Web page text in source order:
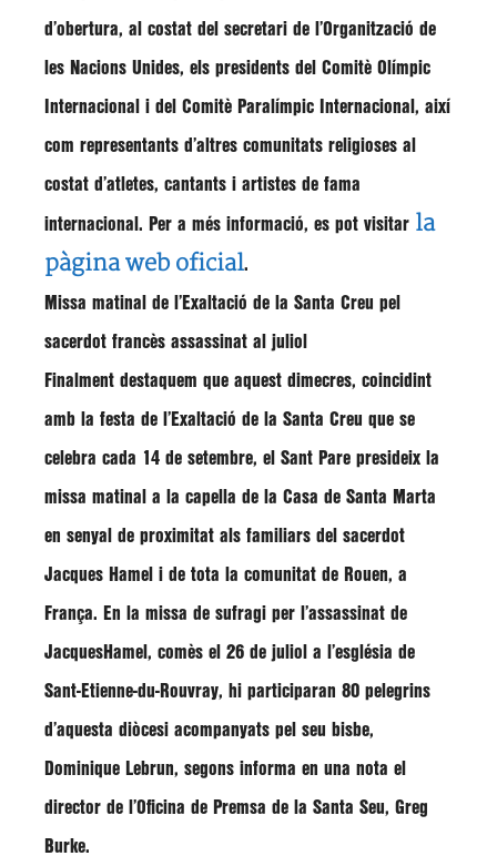
d’obertura, al costat del secretari de l’Organització de
les Nacions Unides, els presidents del Comitè Olímpic
Internacional i del Comitè Paralímpic Internacional, així
com representants d’altres comunitats religioses al
costat d’atletes, cantants i artistes de fama
internacional. Per a més informació, es pot visitar la
pàgina web oficial.
Missa matinal de l’Exaltació de la Santa Creu pel
sacerdot francès assassinat al juliol
Finalment destaquem que aquest dimecres, coincidint
amb la festa de l’Exaltació de la Santa Creu que se
celebra cada 14 de setembre, el Sant Pare presideix la
missa matinal a la capella de la Casa de Santa Marta
en senyal de proximitat als familiars del sacerdot
Jacques Hamel i de tota la comunitat de Rouen, a
França. En la missa de sufragi per l’assassinat de
JacquesHamel, comès el 26 de juliol a l’església de
Sant-Etienne-du-Rouvray, hi participaran 80 pelegrins
d’aquesta diòcesi acompanyats pel seu bisbe,
Dominique Lebrun, segons informa en una nota el
director de l’Oficina de Premsa de la Santa Seu, Greg
Burke.